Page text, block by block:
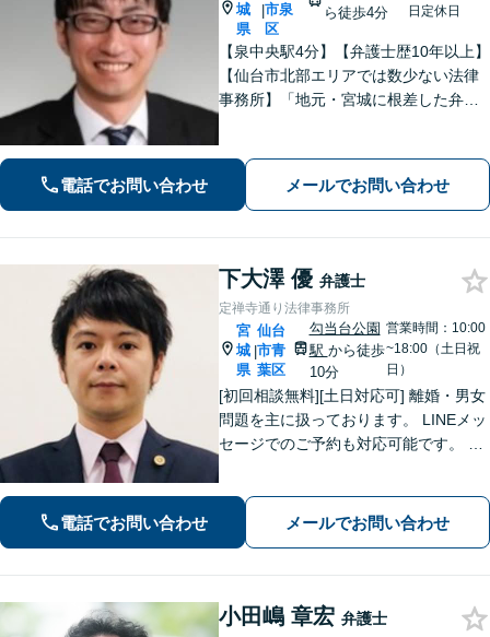
城
県
|市泉
区
ら徒歩4分
日定休日
【泉中央駅4分】【弁護士歴10年以上】
【仙台市北部エリアでは数少ない法律
事務所】「地元・宮城に根差した弁護
電話でお問い合わせ メールでお問い合わせ
下大澤 優 弁護士
定禅寺通り法律事務所
宮
城
県
|
仙台
市青
葉区
勾当台公園
駅 から徒歩
10分
営業時間：10:00
~18:00（土日祝
日）
[初回相談無料][土日対応可] 離婚・男女
問題を主に扱っております。 LINEメッ
セージでのご予約も対応可能です。 LI
in.ee/uFqpYWb
電話でお問い合わせ メールでお問い合わせ
小田嶋 章宏 弁護士